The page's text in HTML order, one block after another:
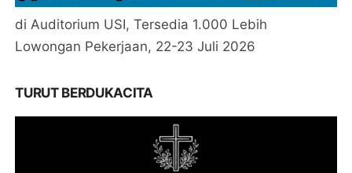
di Auditorium USI, Tersedia 1.000 Lebih
Lowongan Pekerjaan, 22-23 Juli 2026
TURUT BERDUKACITA